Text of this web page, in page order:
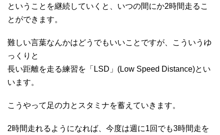
ということを継続していくと、いつの間にか2時間走るこ
とができます。
難しい言葉なんかはどうでもいいことですが、こういうゆ
っくりと
長い距離を走る練習を「LSD」(Low Speed Distance)とい
います。
こうやって足の力とスタミナを蓄えていきます。
2時間走れるようになれば、今度は週に1回でも3時間走を